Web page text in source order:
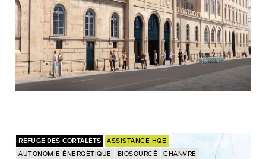
REFUGE DES CORTALETS
ASSISTANCE HQE
AUTONOMIE ÉNERGÉTIQUE
BIOSOURCÉ CHANVRE